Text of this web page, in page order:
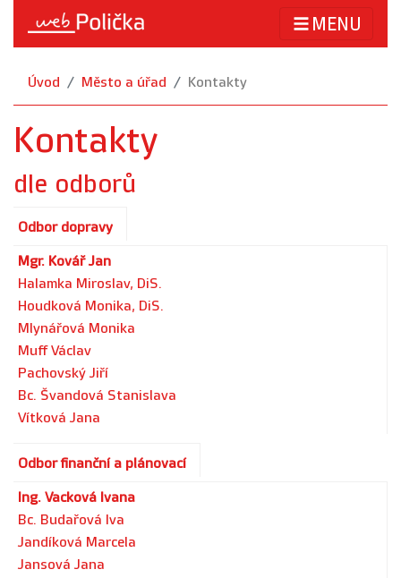
MENU
Úvod Město a úřad Kontakty
Kontakty
dle odborů
Odbor dopravy
Mgr. Kovář Jan
Halamka Miroslav, DiS.
Houdková Monika, DiS.
Mlynářová Monika
Muff Václav
Pachovský Jiří
Bc. Švandová Stanislava
Vítková Jana
Odbor finanční a plánovací
Ing. Vacková Ivana
Bc. Budařová Iva
Jandíková Marcela
Jansová Jana